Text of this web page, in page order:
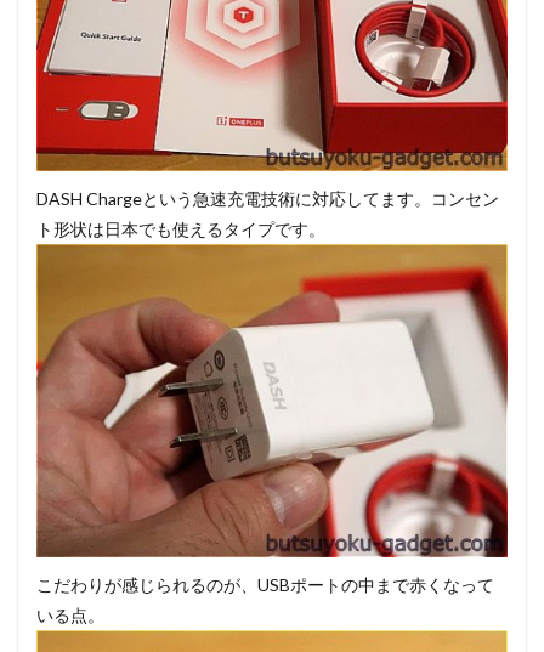
DASH Chargeという急速充電技術に対応してます。コンセン
ト形状は日本でも使えるタイプです。
こだわりが感じられるのが、USBポートの中まで赤くなって
いる点。